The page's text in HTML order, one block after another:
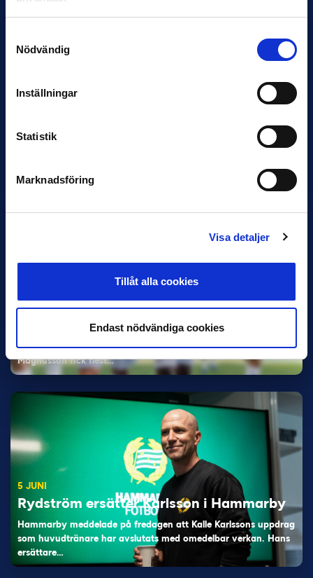
Nödvändig
Inställningar
Statistik
Marknadsföring
Visa detaljer
Tillåt alla cookies
Endast nödvändiga cookies
VM-spelare med förflutet i Allsvenskan
Bosnien & Hercegovina Armin Gigovic — Helsingborgs IF
11 JUNI
Han nätade snyggast i maj: “Ett alldeles
Magnusson fick flest…
5 JUNI
Rydström ersätter Karlsson i Hammarby
Hammarby meddelade på fredagen att Kalle Karlssons uppdrag
som huvudtränare har avslutats med omedelbar verkan. Hans
ersättare…